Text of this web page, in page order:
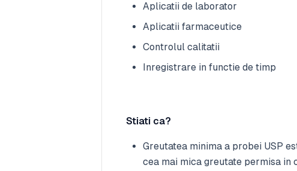
Aplicatii de laborator
Aplicatii farmaceutice
Controlul calitatii
Inregistrare in functie de timp
Stiati ca?
Greutatea minima a probei USP
cea mai mica greutate permisa in